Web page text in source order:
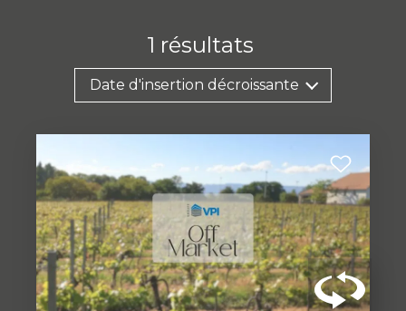
1 résultats
Date d'insertion décroissante